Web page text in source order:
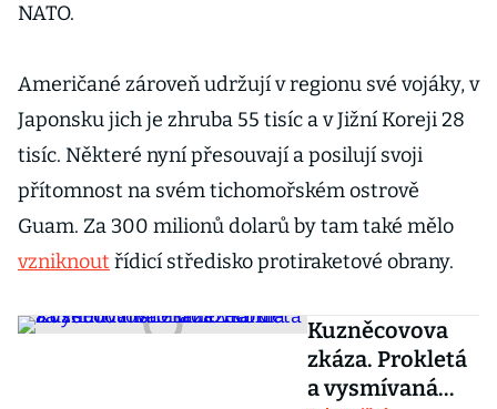
NATO.
Američané zároveň udržují v regionu své vojáky, v
Japonsku jich je zhruba 55 tisíc a v Jižní Koreji 28
tisíc. Některé nyní přesouvají a posilují svoji
přítomnost na svém tichomořském ostrově
Guam. Za 300 milionů dolarů by tam také mělo
vzniknout řídicí středisko protiraketové obrany.
Kuzněcovova
zkáza. Prokletá
a vysmívaná